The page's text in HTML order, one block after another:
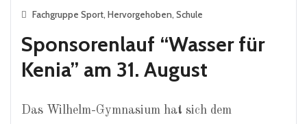
Fachgruppe Sport, Hervorgehoben, Schule
Sponsorenlauf “Wasser für
Kenia” am 31. August
Das Wilhelm-Gymnasium hat sich dem